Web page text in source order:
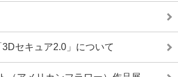
セキュア2.0」について